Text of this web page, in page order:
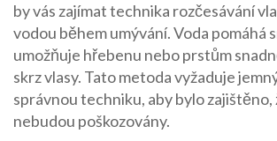
by vás zajímat technika rozčesávání
vodou během umývání. Voda pomáhá
umožňuje hřebenu nebo prstům
skrz vlasy. Tato metoda vyžaduje
správnou techniku, aby bylo zajištěno,
nebudou poškozovány.